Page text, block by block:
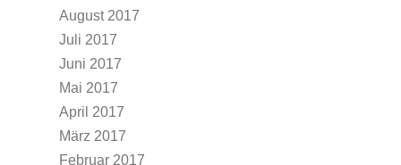
August 2017
Juli 2017
Juni 2017
Mai 2017
April 2017
März 2017
Februar 2017